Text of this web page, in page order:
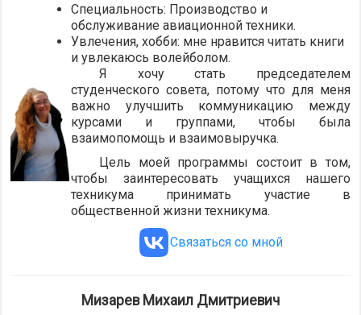
Специальность: Производство и
обслуживание авиационной техники.
Увлечения, хобби: мне нравится читать книги
и увлекаюсь волейболом.
Я хочу стать председателем
студенческого совета, потому что для меня
важно улучшить коммуникацию между
курсами и группами, чтобы была
взаимопомощь и взаимовыручка.
Цель моей программы состоит в том,
чтобы заинтересовать учащихся нашего
техникума принимать участие в
общественной жизни техникума.
Связаться со мной
Мизарев Михаил Дмитриевич